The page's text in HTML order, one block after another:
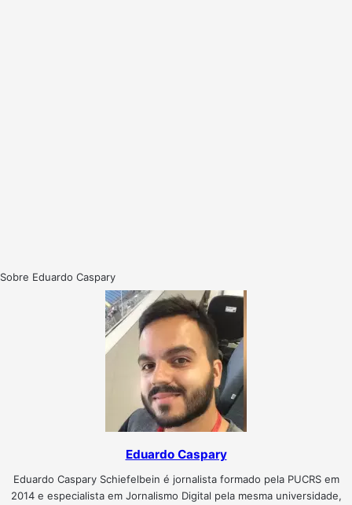
Sobre Eduardo Caspary
Eduardo Caspary
Eduardo Caspary Schiefelbein é jornalista formado pela PUCRS em
2014 e especialista em Jornalismo Digital pela mesma universidade,